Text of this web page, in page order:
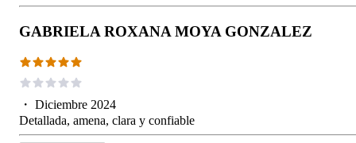
GABRIELA ROXANA MOYA GONZALEZ
・ Diciembre 2024
Detallada, amena, clara y confiable